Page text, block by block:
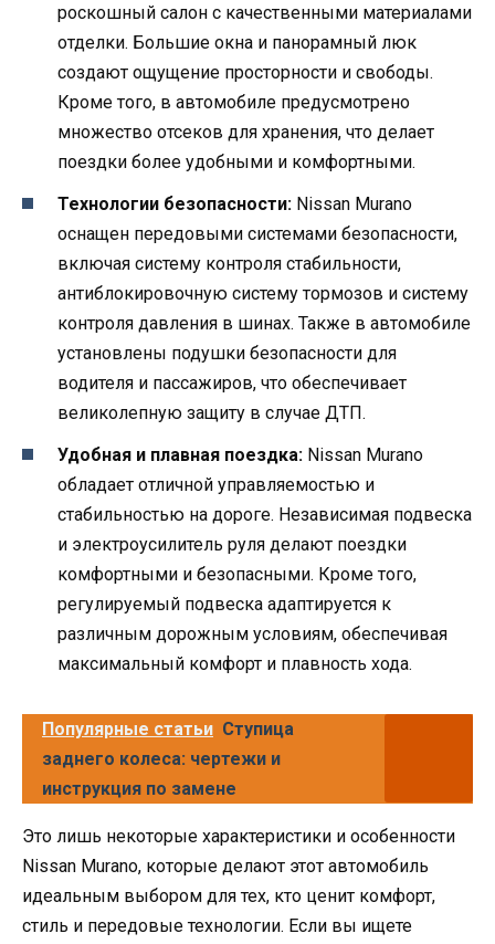
роскошный салон с качественными материалами
отделки. Большие окна и панорамный люк
создают ощущение просторности и свободы.
Кроме того, в автомобиле предусмотрено
множество отсеков для хранения, что делает
поездки более удобными и комфортными.
Технологии безопасности: Nissan Murano
оснащен передовыми системами безопасности,
включая систему контроля стабильности,
антиблокировочную систему тормозов и систему
контроля давления в шинах. Также в автомобиле
установлены подушки безопасности для
водителя и пассажиров, что обеспечивает
великолепную защиту в случае ДТП.
Удобная и плавная поездка: Nissan Murano
обладает отличной управляемостью и
стабильностью на дороге. Независимая подвеска
и электроусилитель руля делают поездки
комфортными и безопасными. Кроме того,
регулируемый подвеска адаптируется к
различным дорожным условиям, обеспечивая
максимальный комфорт и плавность хода.
Популярные статьи Ступица
заднего колеса: чертежи и
инструкция по замене
Это лишь некоторые характеристики и особенности
Nissan Murano, которые делают этот автомобиль
идеальным выбором для тех, кто ценит комфорт,
стиль и передовые технологии. Если вы ищете